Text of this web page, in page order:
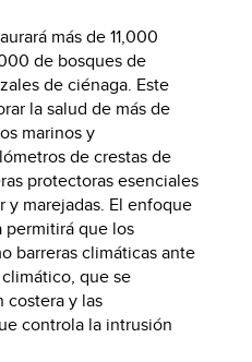
más de 11,000
de bosques de
de ciénaga. Este
la salud de más de
marinos y
de crestas de
protectoras esenciales
y marejadas. El enfoque
permitirá que los
barreras climáticas ante
que se
costera y las
controla la intrusión